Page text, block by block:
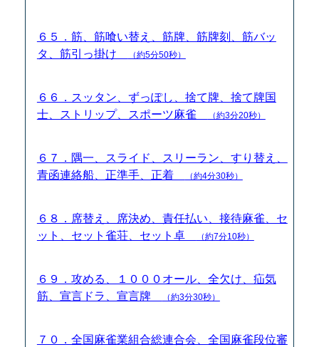
６５．筋、筋喰い替え、筋牌、筋牌刻、筋バッ
タ、筋引っ掛け
（約5分50秒）
６６．スッタン、ずっぽし、捨て牌、捨て牌国
士、ストリップ、スポーツ麻雀
（約3分20秒）
６７．隅一、スライド、スリーラン、すり替え、
青函連絡船、正準手、正着
（約4分30秒）
６８．席替え、席決め、責任払い、接待麻雀、セ
ット、セット雀荘、セット卓
（約7分10秒）
６９．攻める、１０００オール、全欠け、疝気
筋、宣言ドラ、宣言牌
（約3分30秒）
７０．全国麻雀業組合総連合会、全国麻雀段位審